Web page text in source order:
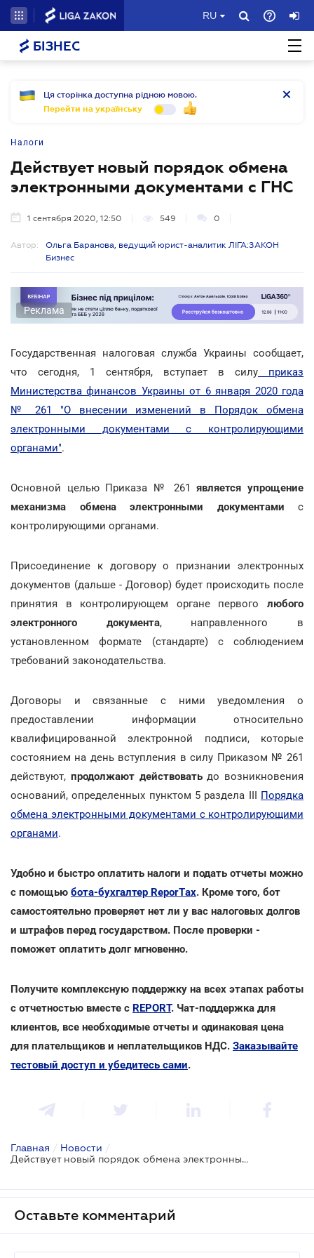
RU
БІЗНЕС
Ця сторінка доступна рідною мовою.
Перейти на українську
Налоги
Действует новый порядок обмена
электронными документами с ГНС
1 сентября 2020, 12:50 549 0
Автор:
Ольга Баранова, ведущий юрист-аналитик ЛІГА:ЗАКОН
Бизнес
Реклама
Государственная налоговая служба Украины сообщает,
что сегодня, 1 сентября, вступает в силу приказ
Министерства финансов Украины от 6 января 2020 года
№ 261 "О внесении изменений в Порядок обмена
электронными документами с контролирующими
органами".
Основной целью Приказа № 261является упрощение
механизма обмена электронными документами с
контролирующими органами.
Присоединение к договору о признании электронных
документов (дальше - Договор) будет происходить после
принятия в контролирующем органе первого любого
электронного документа, направленного в
установленном формате (стандарте) с соблюдением
требований законодательства.
Договоры и связанные с ними уведомления о
предоставлении информации относительно
квалифицированной электронной подписи, которые
состоянием на день вступления в силу Приказом № 261
действуют, продолжают действоватьдо возникновения
оснований, определенных пунктом 5 раздела III Порядка
обмена электронными документами с контролирующими
органами.
Удобно и быстро оплатить налоги и подать отчеты можно
с помощью бота-бухгалтер ReporTах. Кроме того, бот
самостоятельно проверяет нет ли у вас налоговых долгов
и штрафов перед государством. После проверки -
поможет оплатить долг мгновенно.
Получите комплексную поддержку на всех этапах работы
с отчетностью вместе с REPORT. Чат-поддержка для
клиентов, все необходимые отчеты и одинаковая цена
для плательщиков и неплательщиков НДС. Заказывайте
тестовый доступ и убедитесь сами.
Главная / Новости /
Действует новый порядок обмена электронными документами с ГНС
Оставьте комментарий